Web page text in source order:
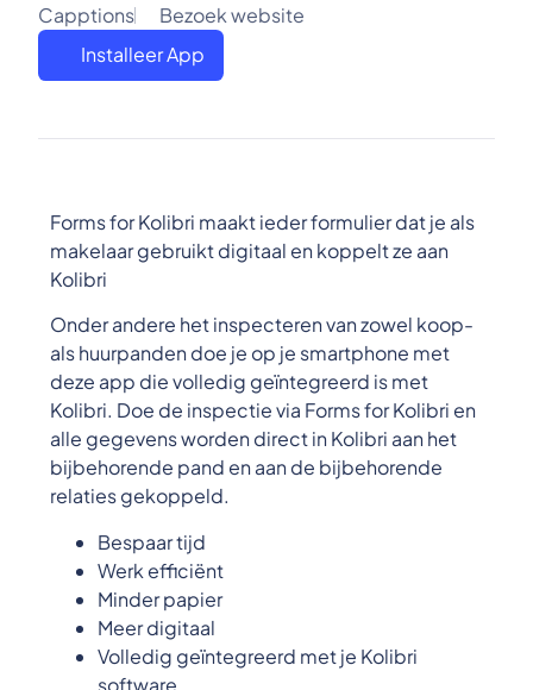
Capptions
Bezoek website
Installeer App
Forms for Kolibri maakt ieder formulier dat je als
makelaar gebruikt digitaal en koppelt ze aan
Kolibri
Onder andere het inspecteren van zowel koop-
als huurpanden doe je op je smartphone met
deze app die volledig geïntegreerd is met
Kolibri. Doe de inspectie via Forms for Kolibri en
alle gegevens worden direct in Kolibri aan het
bijbehorende pand en aan de bijbehorende
relaties gekoppeld.
Bespaar tijd
Werk efficiënt
Minder papier
Meer digitaal
Volledig geïntegreerd met je Kolibri
software